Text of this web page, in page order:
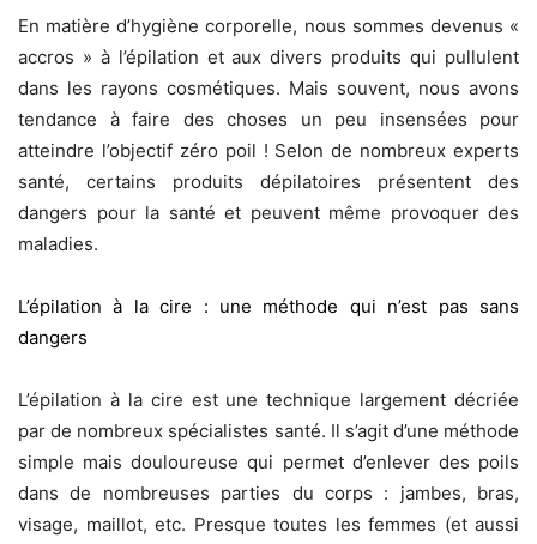
En matière d’hygiène corporelle, nous sommes devenus «
accros » à l’épilation et aux divers produits qui pullulent
dans les rayons cosmétiques. Mais souvent, nous avons
tendance à faire des choses un peu insensées pour
atteindre l’objectif zéro poil ! Selon de nombreux experts
santé, certains produits dépilatoires présentent des
dangers pour la santé et peuvent même provoquer des
maladies.
L’épilation à la cire : une méthode qui n’est pas sans
dangers
L’épilation à la cire est une technique largement décriée
par de nombreux spécialistes santé. Il s’agit d’une méthode
simple mais douloureuse qui permet d’enlever des poils
dans de nombreuses parties du corps : jambes, bras,
visage, maillot, etc. Presque toutes les femmes (et aussi